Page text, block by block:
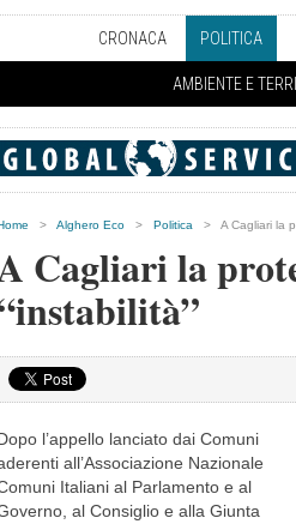
CRONACA POLITICA
AMBIENTE E
> Alghero Eco > Politica > A Cagliari la
Cagliari la
l’appello lanciato dai Comuni
all’Associazione Nazionale
Italiani al Parlamento e al
al Consiglio e alla Giunta